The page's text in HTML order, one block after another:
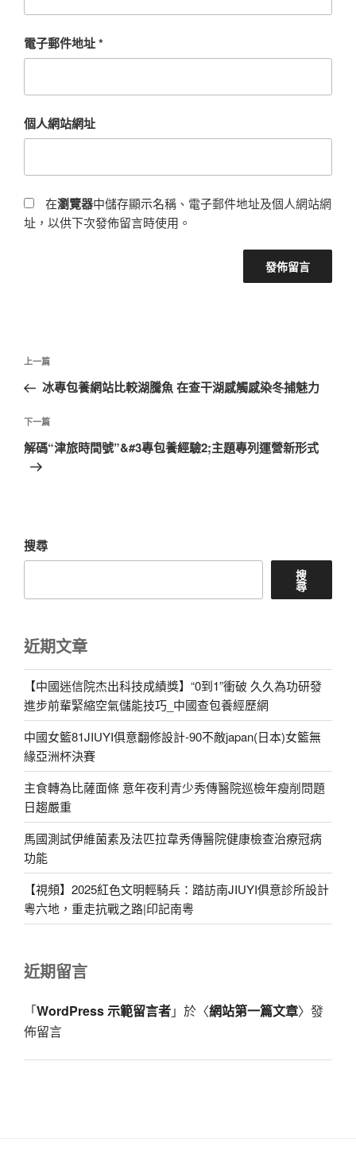
電子郵件地址*
個人網站網址
在瀏覽器中儲存顯示名稱、電子郵件地址及個人網站網
址，以供下次發佈留言時使用。
文
導
覽
上
一
文
章
上一篇
冰專包養網站比較湖騰魚 在查干湖感觸感染冬捕魅力
下
一
篇
下一篇
解碼“津旅時間號”&#3專包養經驗2;主題專列運營新形式
搜尋
搜
尋
近期文章
【中國迷信院杰出科技成績獎】“0到1”衝破 久久為功研發
進步前輩緊縮空氣儲能技巧_中國查包養經歷網
中國女籃81JIUYI俱意翻修設計-90不敵japan(日本)女籃無
緣亞洲杯決賽
主食轉為比薩面條 意年夜利青少秀傳醫院巡檢年瘦削問題
日趨嚴重
馬國測試伊維菌素及法匹拉韋秀傳醫院健康檢查治療冠病
功能
【視頻】2025紅色文明輕騎兵：踏訪南JIUYI俱意診所設計
粵六地，重走抗戰之路|印記南粵
近期留言
「WordPress 示範留言者」於〈網站第一篇文章〉發
佈留言